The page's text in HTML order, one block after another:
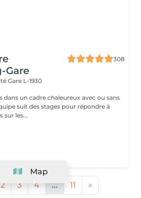
Gare
308
Gare L-1930
dans un cadre chaleureux avec ou sans
suit des stages pour répondre à
sur les...
2 3 4 ... 11 »
Map